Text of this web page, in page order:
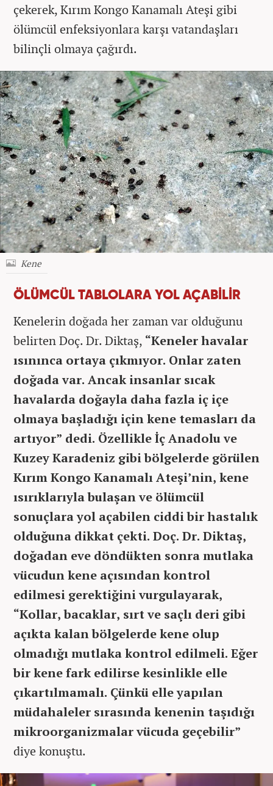
çekerek, Kırım Kongo Kanamalı Ateşi gibi
ölümcül enfeksiyonlara karşı vatandaşları
bilinçli olmaya çağırdı.
Kene
ÖLÜMCÜL TABLOLARA YOL AÇABİLİR
Kenelerin doğada her zaman var olduğunu
belirten Doç. Dr. Diktaş, “Keneler havalar
ısınınca ortaya çıkmıyor. Onlar zaten
doğada var. Ancak insanlar sıcak
havalarda doğayla daha fazla iç içe
olmaya başladığı için kene temasları da
artıyor” dedi. Özellikle İç Anadolu ve
Kuzey Karadeniz gibi bölgelerde görülen
Kırım Kongo Kanamalı Ateşi’nin, kene
ısırıklarıyla bulaşan ve ölümcül
sonuçlara yol açabilen ciddi bir hastalık
olduğuna dikkat çekti. Doç. Dr. Diktaş,
doğadan eve döndükten sonra mutlaka
vücudun kene açısından kontrol
edilmesi gerektiğini vurgulayarak,
“Kollar, bacaklar, sırt ve saçlı deri gibi
açıkta kalan bölgelerde kene olup
olmadığı mutlaka kontrol edilmeli. Eğer
bir kene fark edilirse kesinlikle elle
çıkartılmamalı. Çünkü elle yapılan
müdahaleler sırasında kenenin taşıdığı
mikroorganizmalar vücuda geçebilir”
diye konuştu.